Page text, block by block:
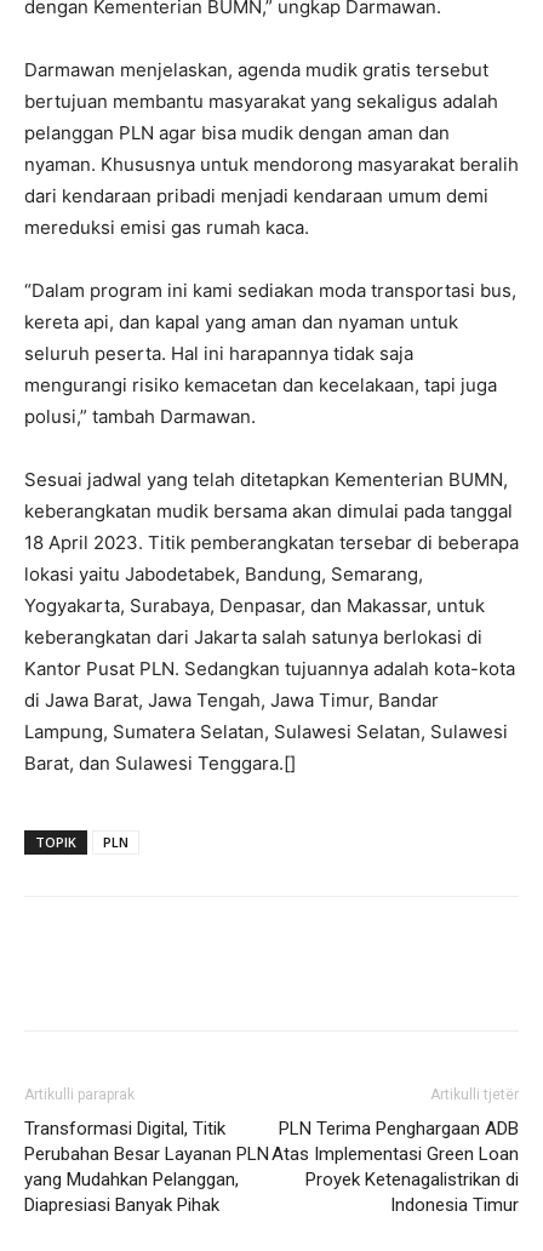
dengan Kementerian BUMN,” ungkap Darmawan.
Darmawan menjelaskan, agenda mudik gratis tersebut
bertujuan membantu masyarakat yang sekaligus adalah
pelanggan PLN agar bisa mudik dengan aman dan
nyaman. Khususnya untuk mendorong masyarakat beralih
dari kendaraan pribadi menjadi kendaraan umum demi
mereduksi emisi gas rumah kaca.
“Dalam program ini kami sediakan moda transportasi bus,
kereta api, dan kapal yang aman dan nyaman untuk
seluruh peserta. Hal ini harapannya tidak saja
mengurangi risiko kemacetan dan kecelakaan, tapi juga
polusi,” tambah Darmawan.
Sesuai jadwal yang telah ditetapkan Kementerian BUMN,
keberangkatan mudik bersama akan dimulai pada tanggal
18 April 2023. Titik pemberangkatan tersebar di beberapa
lokasi yaitu Jabodetabek, Bandung, Semarang,
Yogyakarta, Surabaya, Denpasar, dan Makassar, untuk
keberangkatan dari Jakarta salah satunya berlokasi di
Kantor Pusat PLN. Sedangkan tujuannya adalah kota-kota
di Jawa Barat, Jawa Tengah, Jawa Timur, Bandar
Lampung, Sumatera Selatan, Sulawesi Selatan, Sulawesi
Barat, dan Sulawesi Tenggara.[]
TOPIK PLN
Artikulli paraprak
Transformasi Digital, Titik
Perubahan Besar Layanan PLN
yang Mudahkan Pelanggan,
Diapresiasi Banyak Pihak
Artikulli tjetër
PLN Terima Penghargaan ADB
Atas Implementasi Green Loan
Proyek Ketenagalistrikan di
Indonesia Timur